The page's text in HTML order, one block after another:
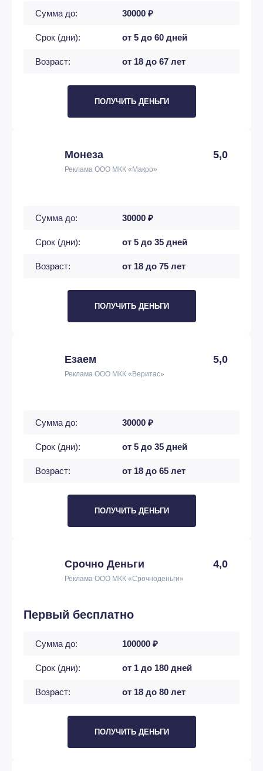
Сумма до: 30000 ₽
Срок (дни): от 5 до 60 дней
Возраст: от 18 до 67 лет
ПОЛУЧИТЬ ДЕНЬГИ
Монеза 5,0
Реклама ООО МКК «Макро»
Сумма до: 30000 ₽
Срок (дни): от 5 до 35 дней
Возраст: от 18 до 75 лет
ПОЛУЧИТЬ ДЕНЬГИ
Езаем 5,0
Реклама ООО МКК «Веритас»
Сумма до: 30000 ₽
Срок (дни): от 5 до 35 дней
Возраст: от 18 до 65 лет
ПОЛУЧИТЬ ДЕНЬГИ
Срочно Деньги 4,0
Реклама ООО МКК «Срочноденьги»
Первый бесплатно
Сумма до: 100000 ₽
Срок (дни): от 1 до 180 дней
Возраст: от 18 до 80 лет
ПОЛУЧИТЬ ДЕНЬГИ